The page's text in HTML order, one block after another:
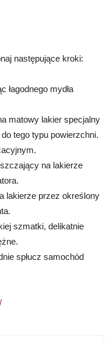
następujące kroki:
łagodnego mydła
matowy lakier specjalny
tego typu powierzchni.
na lakierze
lakierze przez określony
szmatki, delikatnie
spłucz samochód